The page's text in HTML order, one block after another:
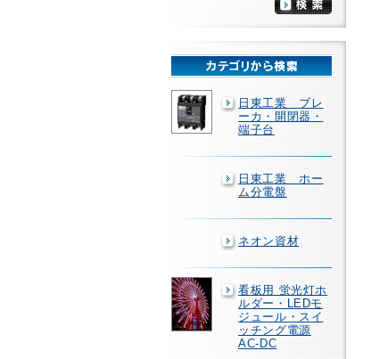
日東工業 ブレ
ーカ・開閉器・
端子台
日東工業 ホー
ム分電盤
ネオン資材
看板用 蛍光灯ホ
ルダー・LEDモ
ジュール・スイ
ッチング電源
AC-DC